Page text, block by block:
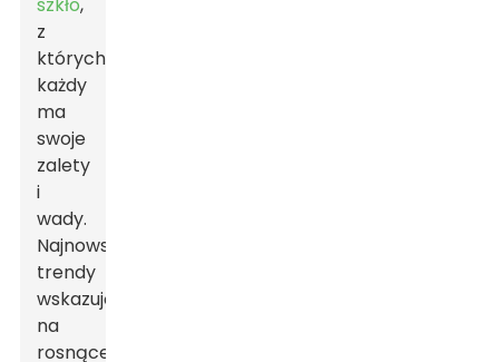
z
których
każdy
ma
swoje
zalety
i
wady.
Najnowsze
trendy
wskazują
na
rosnące